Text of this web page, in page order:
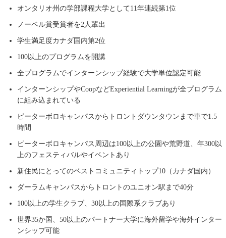
オンタリオ州の学部課程大学として11年連続第1位
ノーベル賞受賞者を2人輩出
学生満足度カナダ国内第2位
100以上のプログラムを開講
全プログラムでインターンシップ経験で大学単位認定可能
インターンシップやCoopなどExperiential Learningが全プログラム
に組み込まれている
ピーターボロキャンパスからトロントダウンタウンまで車で1.5
時間
ピーターボロキャンパス周辺は100以上の公園や荒野道、年300以
上のフェスティバルやイベントあり
新住民にとってのベストコミュニティトップ10（カナダ国内）
ダーラムキャンパスからトロントのユニオン駅まで40分
100以上の学生クラブ、30以上の国際系クラブあり
世界35か国、50以上のパートナー大学に海外留学や海外インター
ンシップ可能